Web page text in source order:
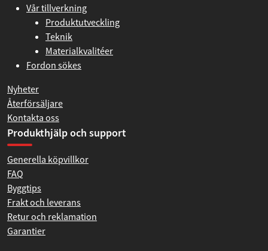
Vår tillverkning
Produktutveckling
Teknik
Materialkvalitéer
Fordon sökes
Nyheter
Återförsäljare
Kontakta oss
Produkthjälp och support
Generella köpvillkor
FAQ
Byggtips
Frakt och leverans
Retur och reklamation
Garantier